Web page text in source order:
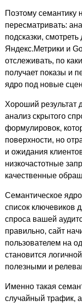
Поэтому семантику
пересматривать:
подсказки,
Яндекс.Метрики и
отслеживать, по
получает показы и
ядро под новые
Хороший результат
анализ скрытого
формулировок,
поверхности, но
и ожидания
низкочастотные
качественные
Семантическое
список ключевиков
спроса вашей
правильно, сайт
пользователем на
становится
полезными и
Именно такая
случайный трафик,